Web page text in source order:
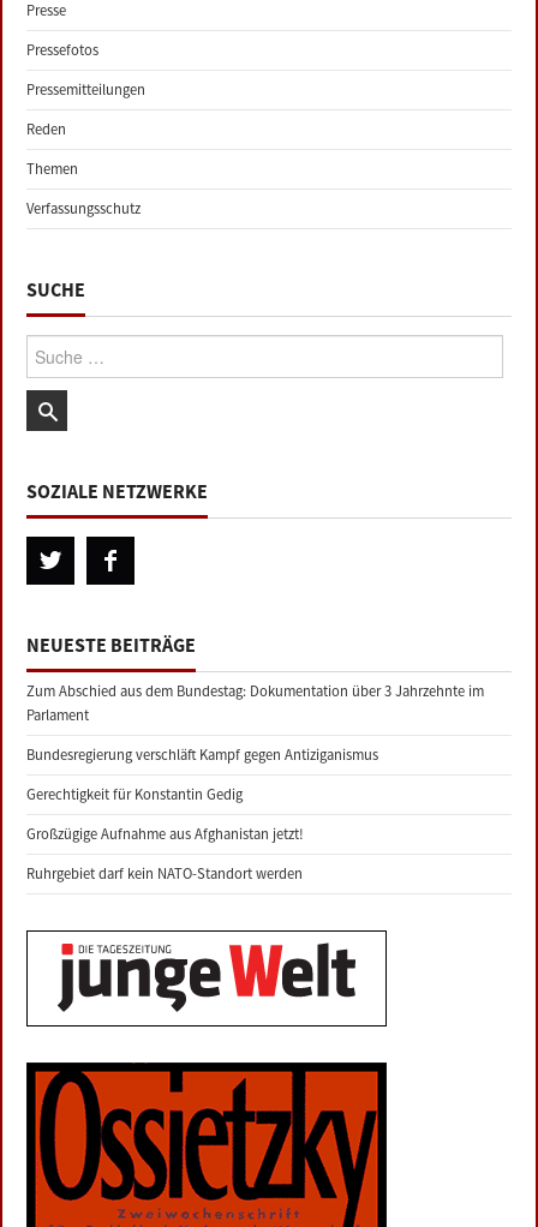
Presse
Pressefotos
Pressemitteilungen
Reden
Themen
Verfassungsschutz
SUCHE
Suche:
SOZIALE NETZWERKE
NEUESTE BEITRÄGE
Zum Abschied aus dem Bundestag: Dokumentation über 3 Jahrzehnte im
Parlament
Bundesregierung verschläft Kampf gegen Antiziganismus
Gerechtigkeit für Konstantin Gedig
Großzügige Aufnahme aus Afghanistan jetzt!
Ruhrgebiet darf kein NATO-Standort werden